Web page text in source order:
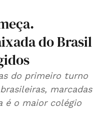
do Brasil
do primeiro turno
marcadas
é o maior colégio